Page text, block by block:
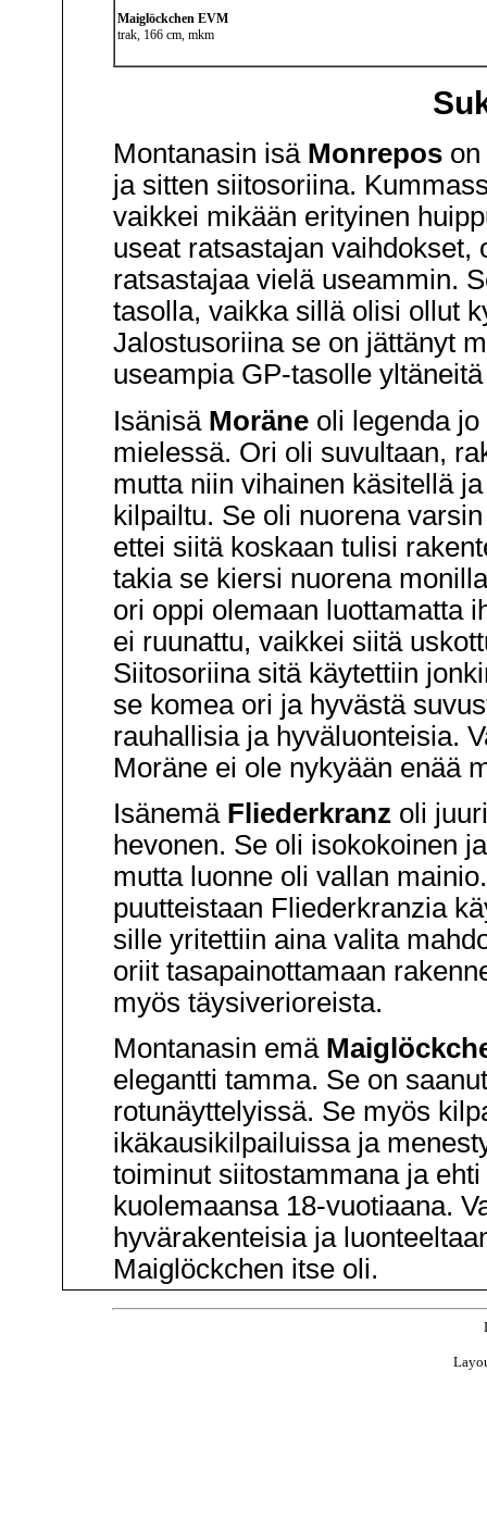
Maiglöckchen EVM
trak, 166 cm, mkm
Montanasin isä Monrepos
ja sitten siitosoriina.
vaikkei mikään erityinen
useat ratsastajan
ratsastajaa vielä useammin.
tasolla, vaikka sillä olisi ollut
Jalostusoriina se on jättänyt
useampia GP-tasolle
Isänisä Moräne oli legenda
mielessä. Ori oli suvultaan,
mutta niin vihainen käsitellä
kilpailtu. Se oli nuorena
ettei siitä koskaan tulisi
takia se kiersi nuorena
ori oppi olemaan luottamatta
ei ruunattu, vaikkei siitä
Siitosoriina sitä käytettiin
se komea ori ja hyvästä
rauhallisia ja hyväluonteisia.
Moräne ei ole nykyään enää
Isänemä Fliederkranz oli
hevonen. Se oli isokokoinen
mutta luonne oli vallan
puutteistaan Fliederkranzia
sille yritettiin aina valita
oriit tasapainottamaan
myös täysiverioreista.
Montanasin emä
elegantti tamma. Se on
rotunäyttelyissä. Se myös
ikäkausikilpailuissa ja
toiminut siitostammana ja
kuolemaansa 18-vuotiaana.
hyvärakenteisia ja
Maiglöckchen itse oli.